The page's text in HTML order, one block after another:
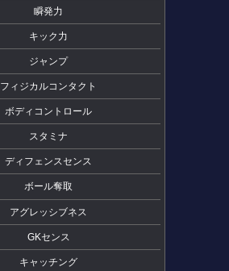
瞬発力
キック力
ジャンプ
フィジカルコンタクト
ボディコントロール
スタミナ
ディフェンスセンス
ボール奪取
アグレッシブネス
GKセンス
キャッチング